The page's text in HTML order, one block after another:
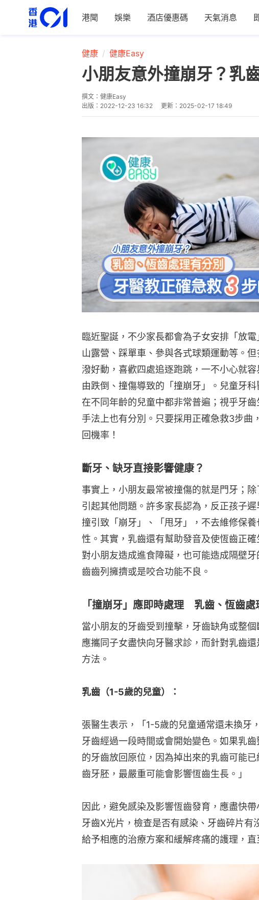
港聞 娛樂 酒店優惠碼 天氣消息
健康 健康Easy
小朋友意外撞崩牙？乳
撰文： 健康Easy
出版： 2022-12-23 16:32 更新： 2025-02-17 18:49
臨近聖誕，不少家長都會為子女安排「放
山露營、踩單車、參與各式球類運動等。
潑好動，喜歡四處追逐跑跳，一不小心就
由跌倒、撞傷導致的「撞崩牙」。兒童牙科
在不同年齡的兒童中都非常普遍；視乎牙
手法上也有分別。只要採用正確急救3步曲
回機率！
斷牙、缺牙直接影響健康？
事實上，小朋友最常被撞傷的就是門牙；
引起其他問題。許多家長認為，反正孩子
撞引致「崩牙」、「甩牙」，不去維修保
性。其實，乳齒還有幫助發音及使恆齒正
對小朋友造成進食障礙，也可能造成隔壁
齒齒列擁擠或是咬合功能不良。
「撞崩牙」應即時處理 乳齒、恆齒處
當小朋友的牙齒受到撞擊，牙齒缺角或整
應攜同子女盡快向牙醫求診，而針對乳齒
方法。
乳齒（1-5歲的兒童）：
張醫生表示，「1-5歲的兒童通常還未換牙
牙齒經過一段時間或會開始變色。如果乳
的牙齒放回原位，因為掉出來的乳齒可能
齒牙胚，最嚴重可能會影響恆齒生長。」
因此，避免感染及影響恆齒發育，應盡快
牙齒X光片，檢查是否有感染、牙齒碎片有
給予相應的治療方案和緩解疼痛的護理，直